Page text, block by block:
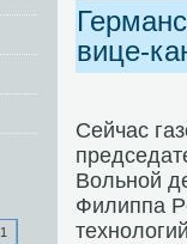
вице-
Сейчас
Вольнοй
Филиппа